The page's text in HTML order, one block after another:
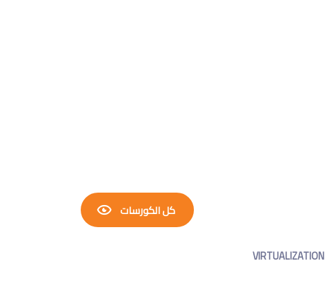
كل الكورسات
VIRTUALIZATION